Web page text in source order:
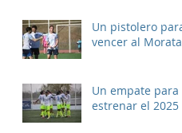
Un pistolero
vencer al
Un empate para
estrenar el 2025